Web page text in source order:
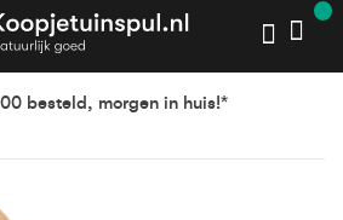
besteld, morgen in huis!*